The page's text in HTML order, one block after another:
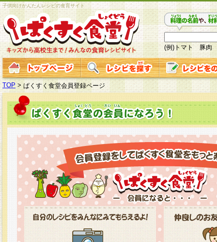
子供向けかんたんレシピの食育サイト
(例)トマト 豚肉
TOP > ぱくすく食堂会員登録ページ